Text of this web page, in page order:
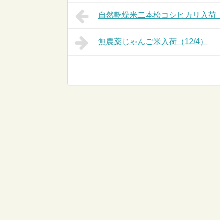
自然乾燥米二本松コシヒカリ入荷
無農薬じゃんご米入荷（12/4）